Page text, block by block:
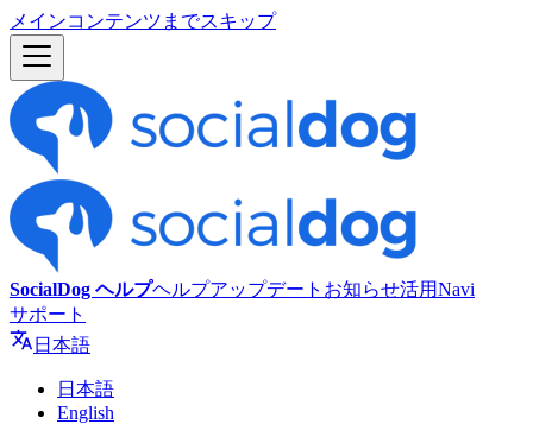
メインコンテンツまでスキップ
SocialDog ヘルプヘルプアップデート お知らせ活用Navi
サポート
日本語
日本語
English